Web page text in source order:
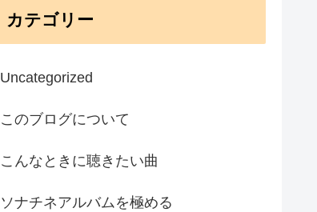
カテゴリー
Uncategorized
このブログについて
こんなときに聴きたい曲
ソナチネアルバムを極める